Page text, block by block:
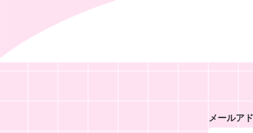
メールア